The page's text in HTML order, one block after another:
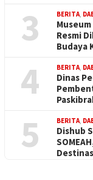
3 BERITA,
Resmi
Budaya
4 BERITA,
Dinas
5 BERITA,
Dishub